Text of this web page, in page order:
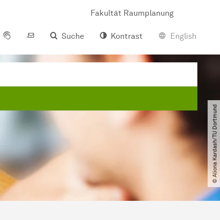
Fakultät Raumplanung
Suche
Kontrast English
© Aliona Kardash​/​TU Dortmund